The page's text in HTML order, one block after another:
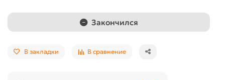
Закончился
В закладки В сравнение